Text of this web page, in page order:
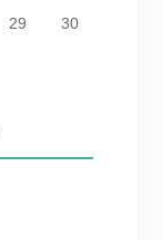
29
30